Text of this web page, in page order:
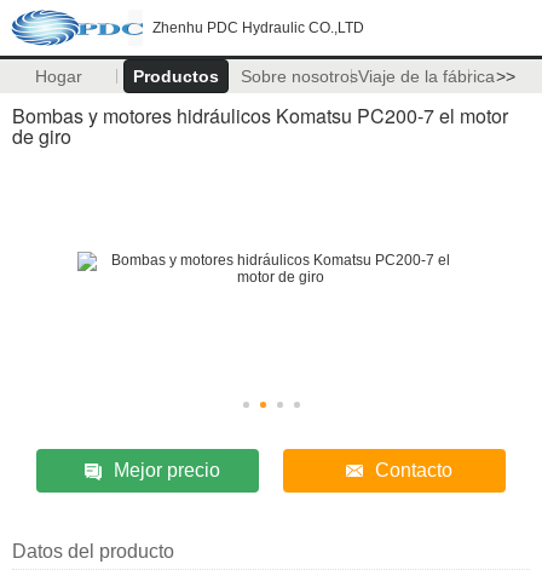
Zhenhu PDC Hydraulic CO.,LTD
Hogar Productos Sobre nosotrosViaje de la fábrica>>
Bombas y motores hidráulicos Komatsu PC200-7 el motor
de giro
Mejor precio Contacto
Datos del producto